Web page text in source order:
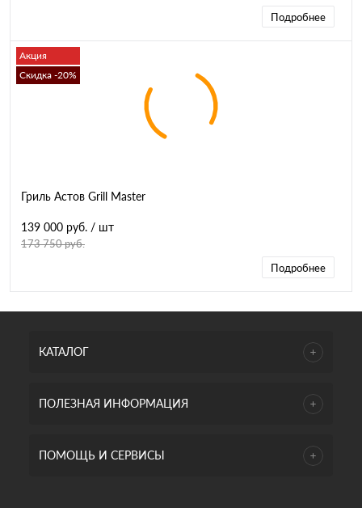
Подробнее
Акция
Скидка -20%
Гриль Астов Grill Master
139 000 руб. / шт
173 750 руб.
Подробнее
КАТАЛОГ
ПОЛЕЗНАЯ ИНФОРМАЦИЯ
ПОМОЩЬ И СЕРВИСЫ